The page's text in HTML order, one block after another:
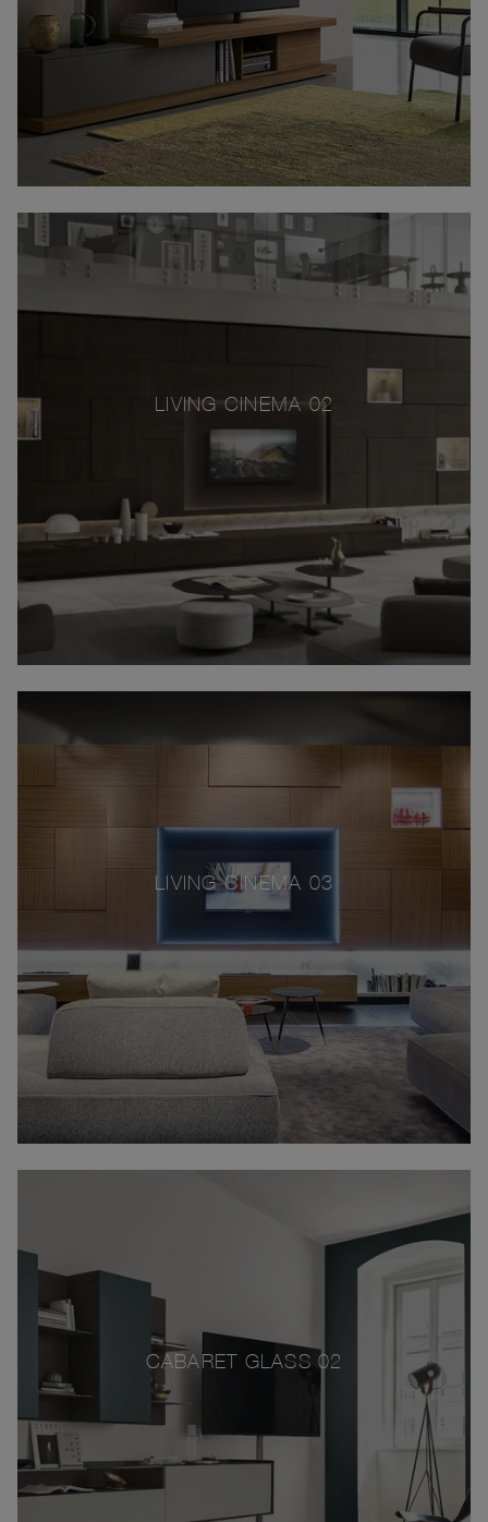
LIVING CINEMA 02
LIVING CINEMA 03
CABARET GLASS 02